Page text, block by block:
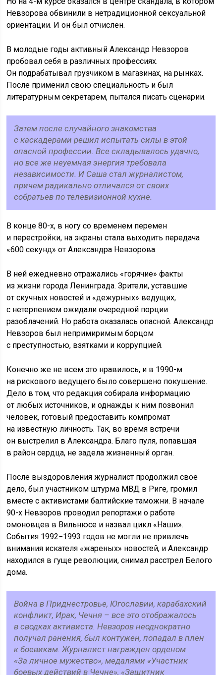
Невзорова обвинили в нетрадиционной сексуальной
ориентации. И он был отчислен.
В молодые годы активный Александр Невзоров
пробовал себя в различных профессиях.
Он подрабатывал грузчиком в магазинах, на рынках.
После применил свою специальность и был
литературным секретарем, пытался писать сценарии.
Затем после случайного знакомства
с каскадерами решил испытать силы в этой
опасной профессии. Все складывалось удачно,
но все же неуемная энергия требовала
независимости. И Саша стал журналистом,
причем радикально отличался от своих
собратьев по телевизионной кухне.
В конце 80-х, в ногу со временем перемен
и перестройки, на экраны стала выходить передача
«600 секунд» от Александра Невзорова.
В ней ежедневно отражались «горячие» факты
из жизни города Ленинграда. Зрители, уставшие
от скучных новостей и «дежурных» ведущих,
с нетерпением ожидали очередной порции
разоблачений. Но работа оказалась опасной. Александр
Невзоров был непримиримым борцом
с преступностью, взятками и коррупцией.
Конечно же не всем это нравилось, и в 1990-м
на рискового ведущего было совершено покушение.
Дело в том, что редакция собирала информацию
от любых источников, и однажды к ним позвонил
человек, готовый предоставить компромат
на известную личность. Так, во время встречи
он выстрелил в Александра. Благо пуля, попавшая
в район сердца, не задела жизненный орган.
После выздоровления журналист продолжил свое
дело, был участником штурма МВД в Риге, громил
вместе с активистами балтийские таможни. В начале
90-х Невзоров проводил репортажи о работе
омоновцев в Вильнюсе и назвал цикл «Наши».
События 1992−1993 годов не могли не привлечь
внимания искателя «жареных» новостей, и Александр
находился в гуще революции, снимал расстрел Белого
дома.
Война в Приднестровье, Югославии, карабахский
конфликт, Ирак, Чечня – все это отображалось
в сводках активиста. Невзоров неоднократно
получал ранения, был контужен, попадал в плен
к боевикам. Журналист награжден орденом
«За личное мужество», медалями «Участник
боевых действий в Чечне», «Защитник